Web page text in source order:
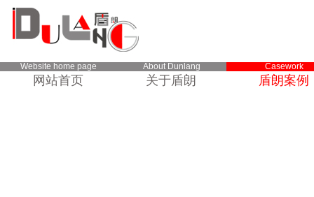
Website home page
网站首页
About Dunlang
关于盾朗
Casework
盾朗案例